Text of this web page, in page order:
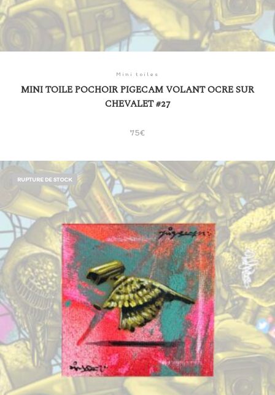
Mini toiles
MINI TOILE POCHOIR PIGECAM VOLANT OCRE SUR
CHEVALET #27
75€
RUPTURE DE STOCK